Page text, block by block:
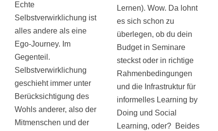
Echte
Selbstverwirklichung ist
alles andere als eine
Ego-Journey. Im
Gegenteil.
Selbstverwirklichung
geschieht immer unter
Berücksichtigung des
Wohls anderer, also der
Mitmenschen und der
Lernen). Wow. Da lohnt
es sich schon zu
überlegen, ob du dein
Budget in Seminare
steckst oder in richtige
Rahmenbedingungen
und die Infrastruktur für
informelles Learning by
Doing und Social
Learning, oder? Beides